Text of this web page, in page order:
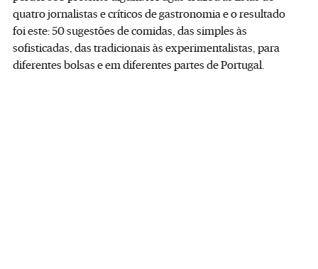
quatro jornalistas e críticos de gastronomia e o resultado
foi este: 50 sugestões de comidas, das simples às
sofisticadas, das tradicionais às experimentalistas, para
diferentes bolsas e em diferentes partes de Portugal.